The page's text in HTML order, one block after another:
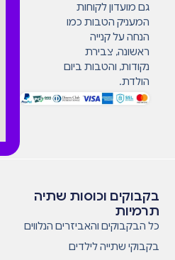
גם מועדון לקוחות
המעניק הטבות כמו
הנחה על קנייה
ראשונה, צבירת
נקודות, והטבות ביום
הולדת.
בקבוקים וכוסות שתיה
תרמיות
כל הבקבוקים והאביזרים הנלווים
בקבוקי שתייה לילדים